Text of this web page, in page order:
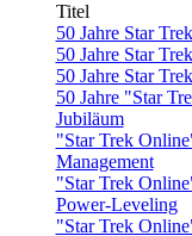
Titel
50 Jahre Star
50 Jahre Star
50 Jahre Star
50 Jahre "Star
Jubiläum
"Star Trek
Management
"Star Trek
Power-Leveling
"Star Trek